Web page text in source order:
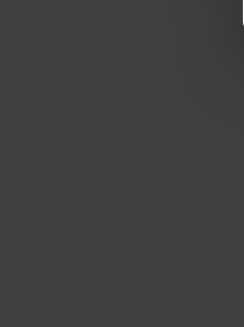
Philipp Plein